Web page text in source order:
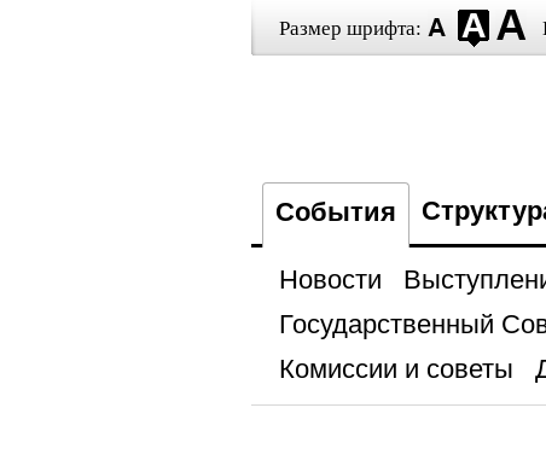
Размер шрифта:
События
Новости
Государственный
Комиссии и советы